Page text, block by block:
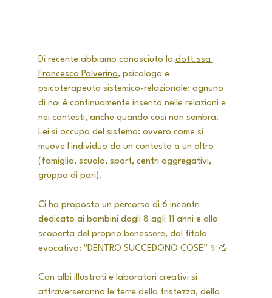
Di recente abbiamo conosciuto la dott.ssa
Francesca Polverino, psicologa e
psicoterapeuta sistemico-relazionale: ognuno
di noi è continuamente inserito nelle relazioni e
nei contesti, anche quando così non sembra.
Lei si occupa del sistema: ovvero come si
muove l'individuo da un contesto a un altro
(famiglia, scuola, sport, centri aggregativi,
gruppo di pari).
Ci ha proposto un percorso di 6 incontri
dedicato ai bambini dagli 8 agli 11 anni e alla
scoperta del proprio benessere, dal titolo
evocativo: "DENTRO SUCCEDONO COSE” ✨🎨
Con albi illustrati e laboratori creativi si
attraverseranno le terre della tristezza, della